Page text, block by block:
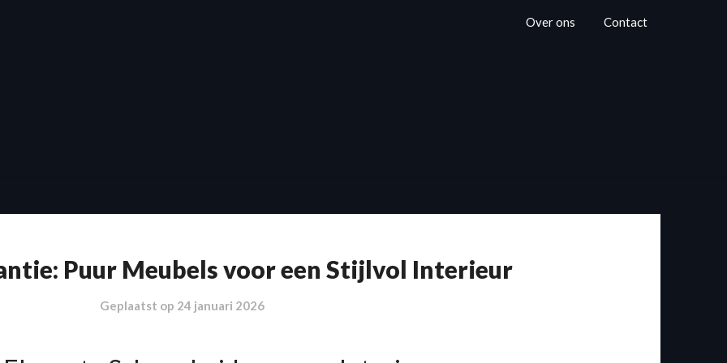
Over ons Contact
Puur Meubels voor een Stijlvol Interieur
Geplaatst op 24 januari 2026